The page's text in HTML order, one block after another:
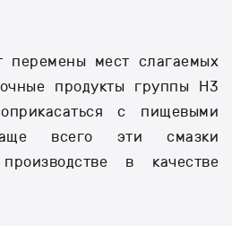
перемены мест слагаемых
продукты группы H3
с пищевыми
всего эти смазки
в качестве